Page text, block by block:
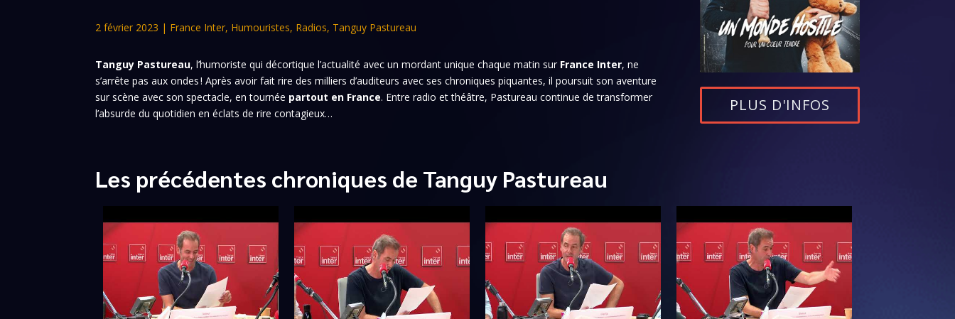
2 février 2023 | France Inter, Humouristes, Radios, Tanguy Pastureau
Tanguy Pastureau, l’humoriste qui décortique l’actualité avec un mordant unique chaque matin sur France Inter, ne
s’arrête pas aux ondes ! Après avoir fait rire des milliers d’auditeurs avec ses chroniques piquantes, il poursuit son aventure
sur scène avec son spectacle, en tournée partout en France. Entre radio et théâtre, Pastureau continue de transformer
l’absurde du quotidien en éclats de rire contagieux…
PLUS D'INFOS
Les précédentes chroniques de Tanguy Pastureau